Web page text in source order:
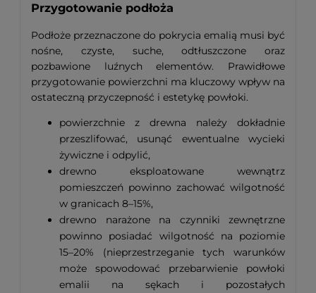
Przygotowanie podłoża
Podłoże przeznaczone do pokrycia emalią musi być
nośne, czyste, suche, odtłuszczone oraz
pozbawione luźnych elementów. Prawidłowe
przygotowanie powierzchni ma kluczowy wpływ na
ostateczną przyczepność i estetykę powłoki.
powierzchnie z drewna należy dokładnie
przeszlifować, usunąć ewentualne wycieki
żywiczne i odpylić,
drewno eksploatowane wewnątrz
pomieszczeń powinno zachować wilgotność
w granicach 8–15%,
drewno narażone na czynniki zewnętrzne
powinno posiadać wilgotność na poziomie
15–20% (nieprzestrzeganie tych warunków
może spowodować przebarwienie powłoki
emalii na sękach i pozostałych